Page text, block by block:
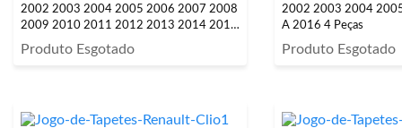
2002 2003 2004 2005 2006 2007 2008
2009 2010 2011 2012 2013 2014 2015
2016 4 Peças
Produto Esgotado
2002 2003 2004
A 2016 4 Peças
Produto Esgotado